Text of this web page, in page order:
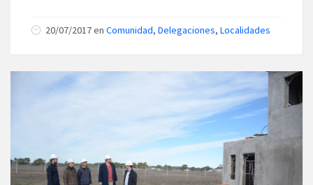
20/07/2017en Comunidad, Delegaciones, Localidades